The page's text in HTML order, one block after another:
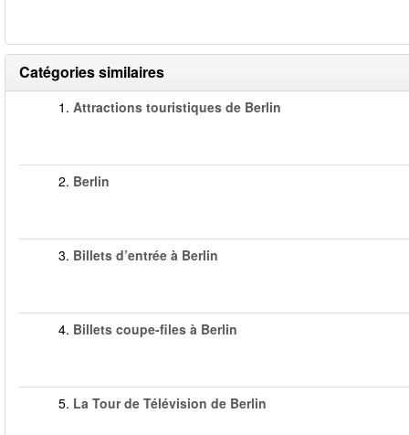
Catégories similaires
1. Attractions touristiques de Berlin
2. Berlin
3. Billets d’entrée à Berlin
4. Billets coupe-files à Berlin
5. La Tour de Télévision de Berlin